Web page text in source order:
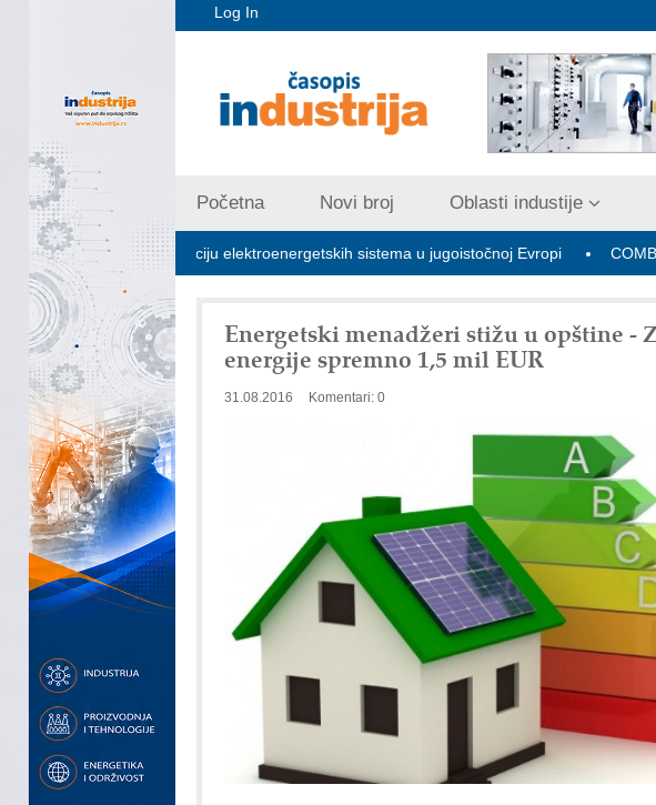
Log In
Početna Novi broj Oblasti industije
za stabilizaciju elektroenergetskih sistema u jugoistočnoj Evropi COMBYPACK
Energetski menadžeri stižu u opštine -
energije spremno 1,5 mil EUR
31.08.2016 Komentari: 0